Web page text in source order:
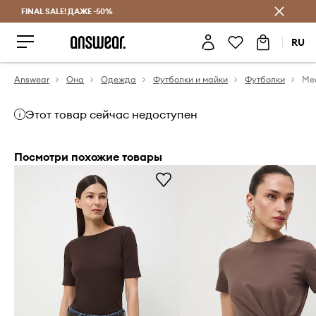
FINAL SALE! ДАЖЕ -50%
RU
Answear Она Одежда Футболки и майки Футболки
Этот товар сейчас недоступен
Посмотри похожие товары